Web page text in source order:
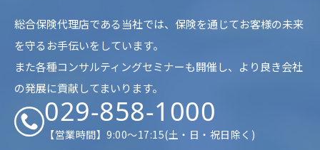
総合保険代理店である当社では、保険を通じてお客様の未来
を守るお手伝いをしています。
また各種コンサルティングセミナーも開催し、より良き会社
の発展に貢献してまいります。
029-858-1000
【営業時間】9:00～17:15(土・日・祝日除く)